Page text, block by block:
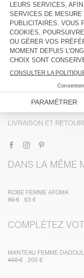
DESCRIPTION
TAILLE ET COUPE
COMPOSITION
ENTRETIEN
LIVRAISON ET
DANS LA MÊME
ROBE FEMME AFOMA
90 €
63 €
COMPLÉTEZ
MANTEAU FEMME
400 €
200 €